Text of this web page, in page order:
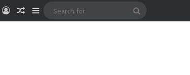
MasukRandom Article
Sidebar